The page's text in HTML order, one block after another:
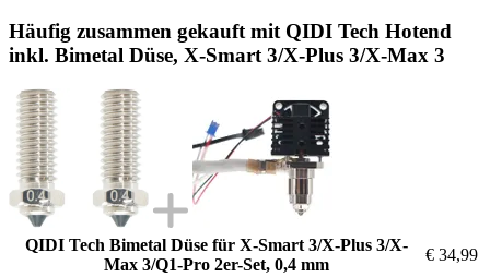
Häufig zusammen gekauft mit QIDI Tech Hotend
inkl. Bimetal Düse, X-Smart 3/X-Plus 3/X-Max 3
QIDI Tech Bimetal Düse für X-Smart 3/X-Plus 3/X-
Max 3/Q1-Pro 2er-Set, 0,4 mm
€ 34,99